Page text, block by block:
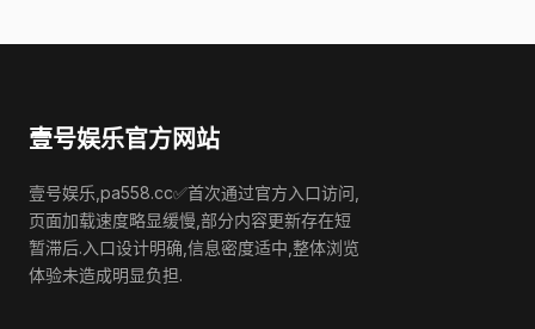
壹号娱乐官方网站
壹号娱乐,pa558.cc✅首次通过官方入口访问,
页面加载速度略显缓慢,部分内容更新存在短
暂滞后.入口设计明确,信息密度适中,整体浏览
体验未造成明显负担.